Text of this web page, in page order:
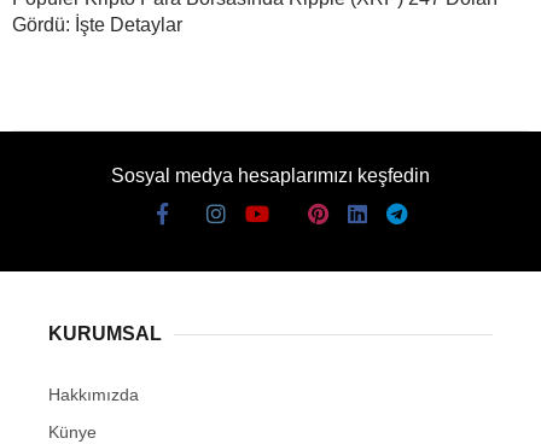
Gördü: İşte Detaylar
Sosyal medya hesaplarımızı keşfedin
KURUMSAL
Hakkımızda
Künye